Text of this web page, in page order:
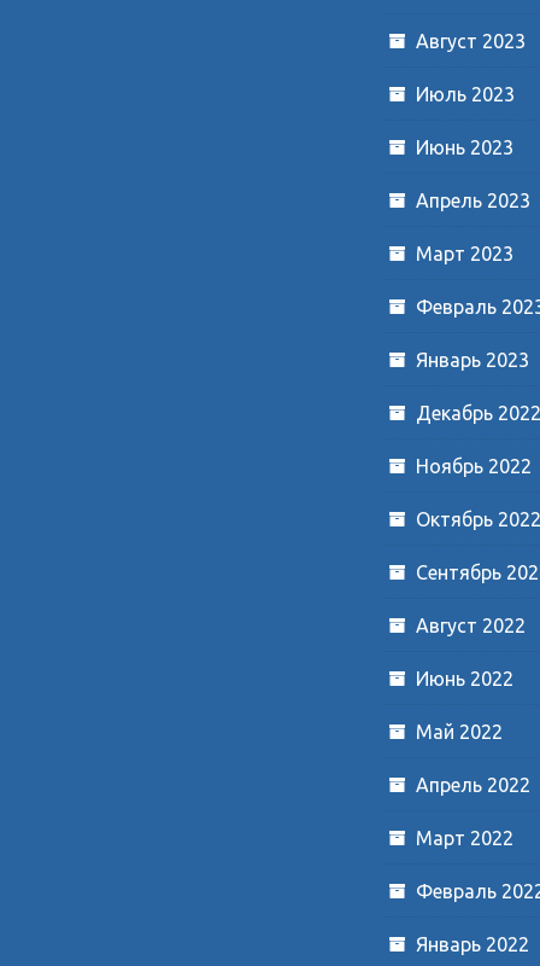
Август 2023
Июль 2023
Июнь 2023
Апрель 2023
Март 2023
Февраль
Январь 2023
Декабрь 2022
Ноябрь 2022
Октябрь 2022
Сентябрь
Август 2022
Июнь 2022
Май 2022
Апрель 2022
Март 2022
Февраль
Январь 2022